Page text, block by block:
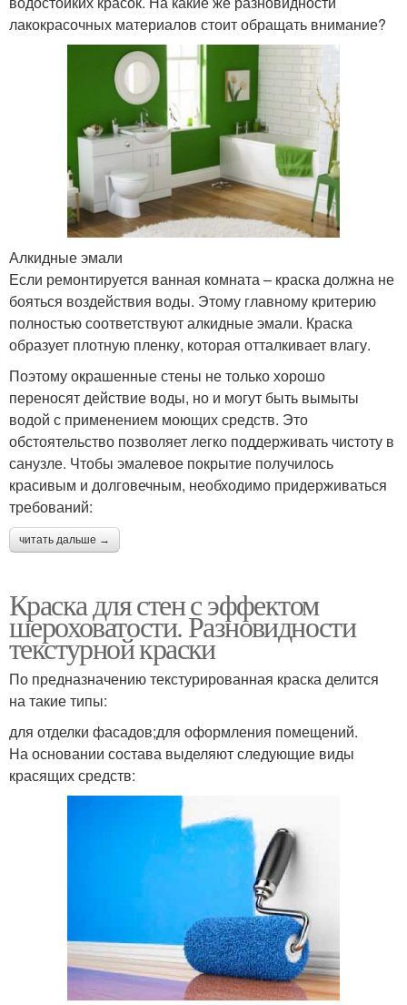
лакокрасочных материалов стоит обращать внимание?
Алкидные эмали
Если ремонтируется ванная комната – краска должна не
бояться воздействия воды. Этому главному критерию
полностью соответствуют алкидные эмали. Краска
образует плотную пленку, которая отталкивает влагу.
Поэтому окрашенные стены не только хорошо
переносят действие воды, но и могут быть вымыты
водой с применением моющих средств. Это
обстоятельство позволяет легко поддерживать чистоту в
санузле. Чтобы эмалевое покрытие получилось
красивым и долговечным, необходимо придерживаться
требований:
читать дальше →
Краска для стен с эффектом
шероховатости. Разновидности
текстурной краски
По предназначению текстурированная краска делится
на такие типы:
для отделки фасадов;для оформления помещений.
На основании состава выделяют следующие виды
красящих средств: